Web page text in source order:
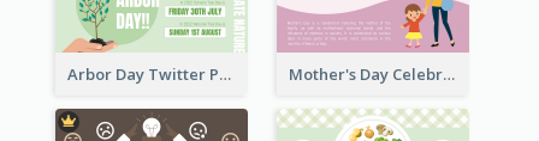
Arbor Day Twitter Post Mother's Day Celebration Twitter Post